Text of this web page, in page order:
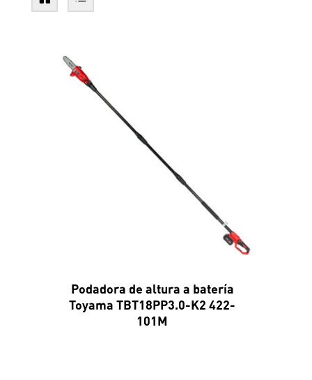
Podadora de altura a batería
Toyama TBT18PP3.0-K2 422-
101M